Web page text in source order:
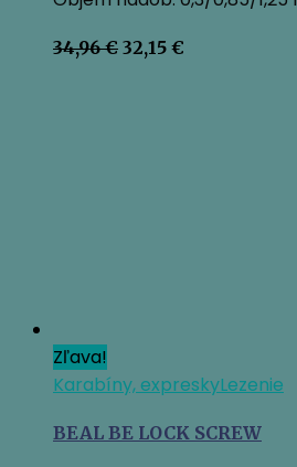
34,96€ Pôvodná
32,15 €
Zľava!
Karabíny, expreskyLezenie
BEAL BE LOCK SCREW